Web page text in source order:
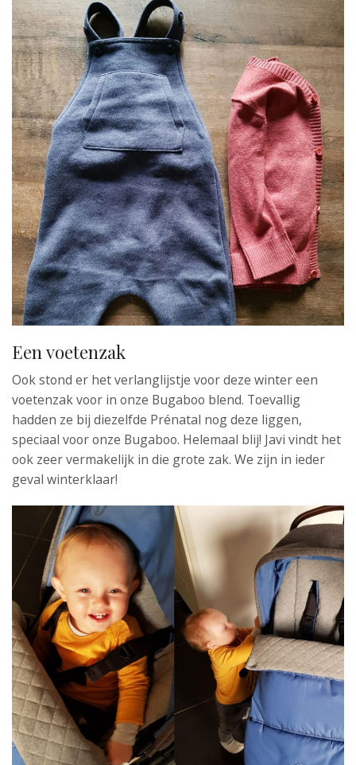
Een voetenzak
Ook stond er het verlanglijstje voor deze winter een
voetenzak voor in onze Bugaboo blend. Toevallig
hadden ze bij diezelfde Prénatal nog deze liggen,
speciaal voor onze Bugaboo. Helemaal blij! Javi vindt het
ook zeer vermakelijk in die grote zak. We zijn in ieder
geval winterklaar!